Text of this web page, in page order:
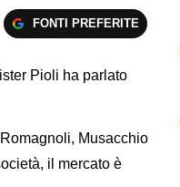
FONTI PREFERITE
Pioli ha parlato
Musacchio
il mercato è